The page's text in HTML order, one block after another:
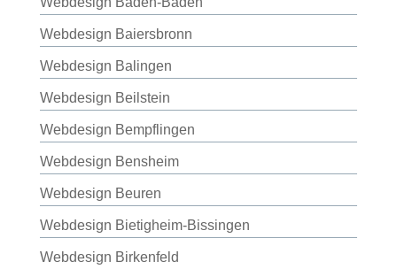
Webdesign Baiersbronn
Webdesign Balingen
Webdesign Beilstein
Webdesign Bempflingen
Webdesign Bensheim
Webdesign Beuren
Webdesign Bietigheim-Bissingen
Webdesign Birkenfeld